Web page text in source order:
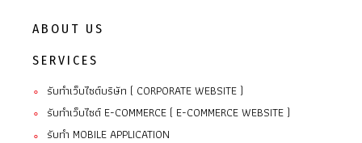
ABOUT US
SERVICES
∘ รับทำเว็บไซต์บริษัท ( CORPORATE WEBSITE )
∘ รับทำเว็บไซต์ E-COMMERCE ( E-COMMERCE WEBSITE )
∘ รับทํา MOBILE APPLICATION